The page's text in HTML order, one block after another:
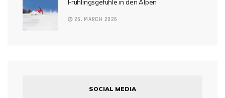
Frühlingsgefühle in den Alpen
26. MARCH 2026
SOCIAL MEDIA